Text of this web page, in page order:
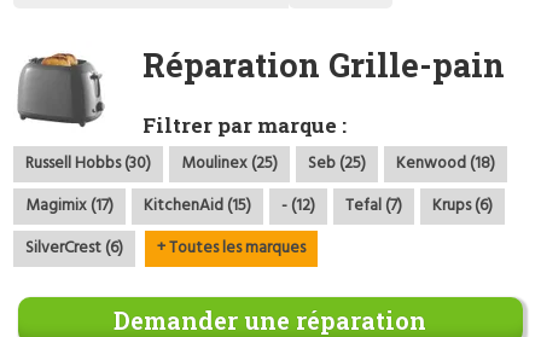
Réparation Grille-pain
Filtrer par marque :
Russell Hobbs (30) Moulinex (25) Seb (25)
Kenwood (18)
Magimix (17)
KitchenAid (15) - (12) Tefal (7)
Krups (6)
SilverCrest (6)
+ Toutes les marques
Demander une réparation